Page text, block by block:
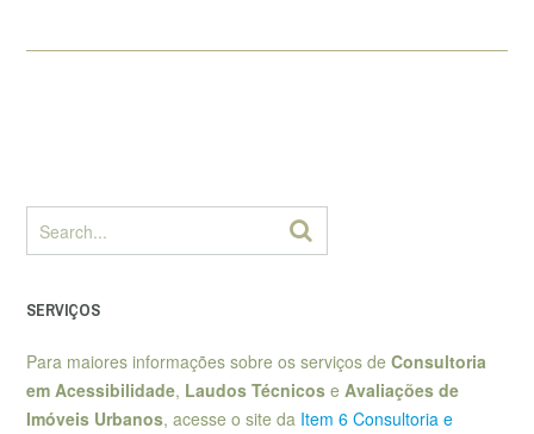
SERVIÇOS
Para maiores informações sobre os serviços de Consultoria
em Acessibilidade, Laudos Técnicos e Avaliações de
Imóveis Urbanos, acesse o site da Item 6 Consultoria e